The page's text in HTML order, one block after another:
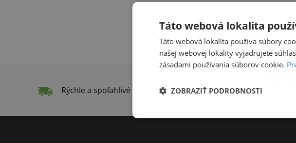
Rýchle a spoľahlivé doručenie Doprava zdarma od
Táto webová lokalita
Táto webová lokalita používa súbory
našej webovej lokality vyjadrujete
zásadami používania súborov cookie.
ZOBRAZIŤ PODROBNOSTI